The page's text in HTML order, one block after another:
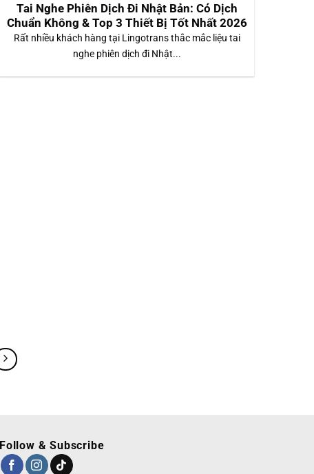
Tai Nghe Phiên Dịch Đi Nhật Bản: Có Dịch
Chuẩn Không & Top 3 Thiết Bị Tốt Nhất 2026
Rất nhiều khách hàng tại Lingotrans thắc mắc liệu tai
nghe phiên dịch đi Nhật...
Follow & Subscribe